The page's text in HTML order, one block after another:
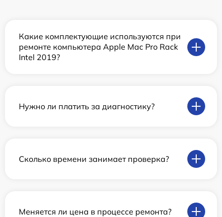
Какие комплектующие используются при
ремонте компьютера Apple Mac Pro Rack
Intel 2019?
Нужно ли платить за диагностику?
Сколько времени занимает проверка?
Меняется ли цена в процессе ремонта?